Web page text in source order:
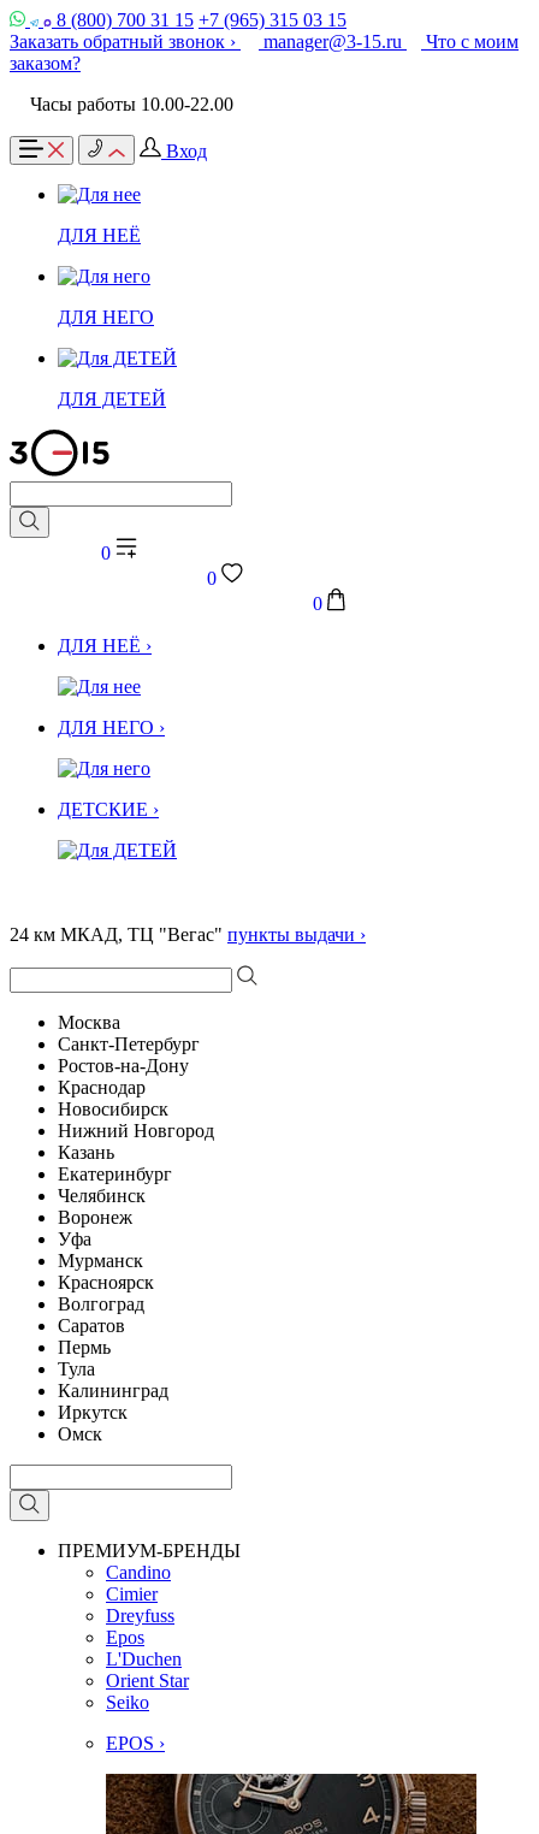
8 (800) 700 31 15 +7 (965) 315 03 15
Заказать обратный звонок ›
manager@3-15.ru
Что с моим
заказом?
Часы работы 10.00-22.00
Вход
ДЛЯ НЕЁ
ДЛЯ НЕГО
ДЛЯ ДЕТЕЙ
0
0
0
ДЛЯ НЕЁ ›
ДЛЯ НЕГО ›
ДЕТСКИЕ ›
24 км МКАД, ТЦ "Вегас" пункты выдачи ›
Москва
Санкт-Петербург
Ростов-на-Дону
Краснодар
Новосибирск
Нижний Новгород
Казань
Екатеринбург
Челябинск
Воронеж
Уфа
Мурманск
Красноярск
Волгоград
Саратов
Пермь
Тула
Калининград
Иркутск
Омск
ПРЕМИУМ-БРЕНДЫ
Candino
Cimier
Dreyfuss
Epos
L'Duchen
Orient Star
Seiko
EPOS ›